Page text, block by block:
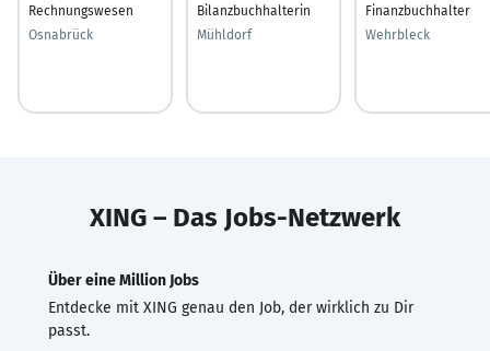
Rechnungswesen
Osnabrück
Bilanzbuchhalterin
Mühldorf
Finanzbuchhalter
Wehrbleck
XING – Das Jobs-Netzwerk
Über eine Million Jobs
Entdecke mit XING genau den Job, der wirklich zu Dir
passt.